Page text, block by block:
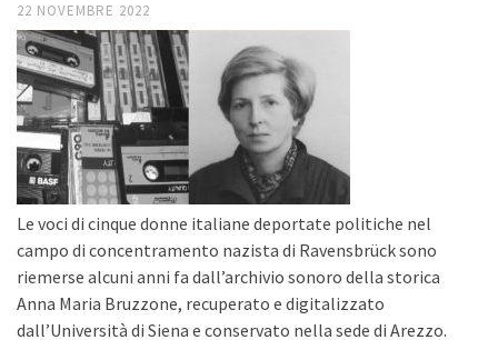
22 NOVEMBRE 2022
Le voci di cinque donne italiane deportate politiche nel
campo di concentramento nazista di Ravensbrück sono
riemerse alcuni anni fa dall’archivio sonoro della storica
Anna Maria Bruzzone, recuperato e digitalizzato
dall’Università di Siena e conservato nella sede di Arezzo.